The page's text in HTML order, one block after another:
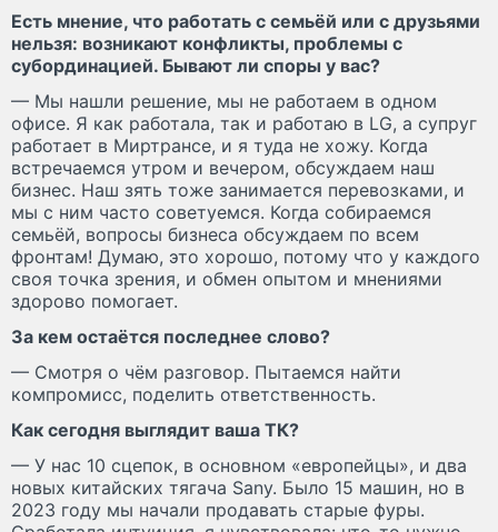
Есть мнение, что работать с семьёй или с друзьями
нельзя: возникают конфликты, проблемы с
субординацией. Бывают ли споры у вас?
— Мы нашли решение, мы не работаем в одном
офисе. Я как работала, так и работаю в LG, а супруг
работает в Миртрансе, и я туда не хожу. Когда
встречаемся утром и вечером, обсуждаем наш
бизнес. Наш зять тоже занимается перевозками, и
мы с ним часто советуемся. Когда собираемся
семьёй, вопросы бизнеса обсуждаем по всем
фронтам! Думаю, это хорошо, потому что у каждого
своя точка зрения, и обмен опытом и мнениями
здорово помогает.
За кем остаётся последнее слово?
— Смотря о чём разговор. Пытаемся найти
компромисс, поделить ответственность.
Как сегодня выглядит ваша ТК?
— У нас 10 сцепок, в основном «европейцы», и два
новых китайских тягача Sany. Было 15 машин, но в
2023 году мы начали продавать старые фуры.